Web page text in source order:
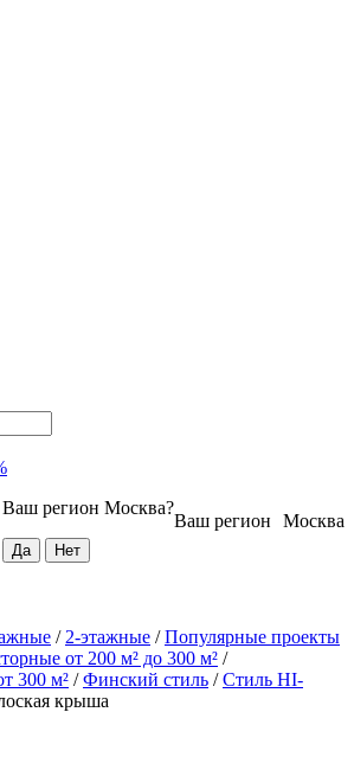
Москва
Ваш регион
Ваш регион Москва?
/ 2-этажные /Популярные проекты
от 200 м² до 300 м² /
300 м² /Финский стиль /Стиль HI-
крыша